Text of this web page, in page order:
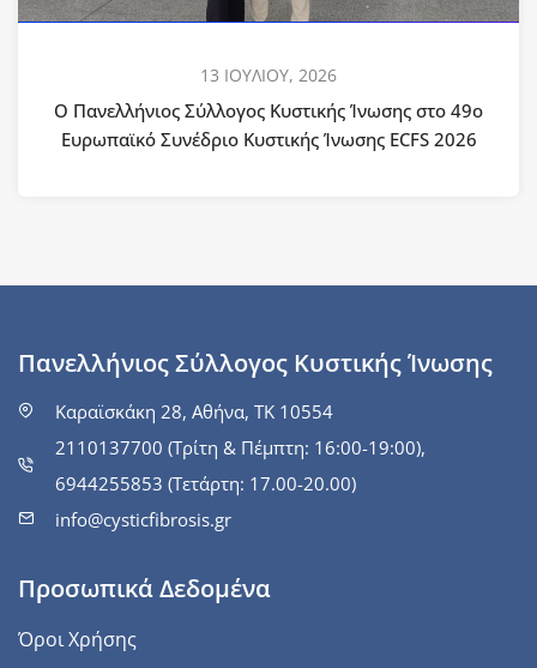
13 ΙΟΥΛΙΟΥ, 2026
Ο Πανελλήνιος Σύλλογος Κυστικής Ίνωσης στο 49ο
Ευρωπαϊκό Συνέδριο Κυστικής Ίνωσης ECFS 2026
Πανελλήνιος Σύλλογος Κυστικής Ίνωσης
Καραϊσκάκη 28, Αθήνα, ΤΚ 10554
2110137700 (Τρίτη & Πέμπτη: 16:00-19:00),
6944255853 (Τετάρτη: 17.00-20.00)
info@cysticfibrosis.gr
Προσωπικά Δεδομένα
Όροι Χρήσης